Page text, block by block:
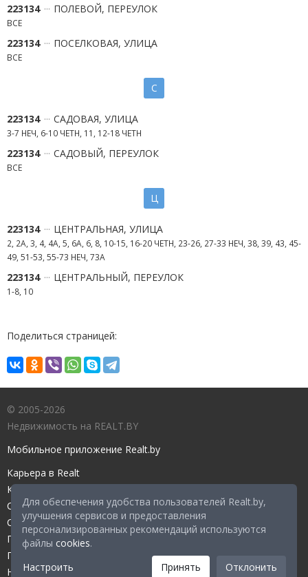
Для обеспечения удобства пользователей Realt.by,
улучшения сервисов и предоставления
персонализированных рекомендаций используются
файлы cookies.
Настроить
Принять Отклонить
223134 ПОЛЕВОЙ, ПЕРЕУЛОК
ВСЕ
223134 ПОСЕЛКОВАЯ, УЛИЦА
ВСЕ
С
223134 САДОВАЯ, УЛИЦА
3-7 НЕЧ, 6-10 ЧЕТН, 11, 12-18 ЧЕТН
223134 САДОВЫЙ, ПЕРЕУЛОК
ВСЕ
Ц
223134 ЦЕНТРАЛЬНАЯ, УЛИЦА
2, 2А, 3, 4, 4А, 5, 6А, 6, 8, 10-15, 16-20 ЧЕТН, 23-26, 27-33 НЕЧ, 38, 39, 43, 45-
49, 51-53, 55-73 НЕЧ, 73А
223134 ЦЕНТРАЛЬНЫЙ, ПЕРЕУЛОК
1-8, 10
Поделиться страницей:
© 2005-2026
Недвижимость на REALT.BY
Мобильное приложение Realt.by
Карьера в Realt
Контакты редакции
Справочный центр
Служба поддержки
Прейскурант
Правовые документы
Настройка файлов cookies